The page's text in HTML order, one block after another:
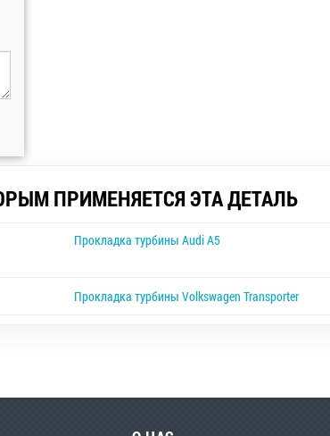
ПРИМЕНЯЕТСЯ ЭТА ДЕТАЛЬ
Прокладка турбины Audi A5
Прокладка турбины Volkswagen Transporter